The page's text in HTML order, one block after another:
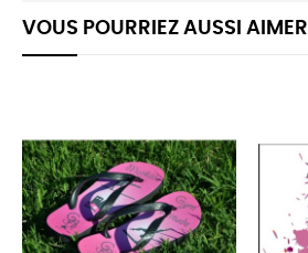
VOUS POURRIEZ AUSSI AIMER